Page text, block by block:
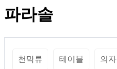
파라솔
천막류 테이블 의자